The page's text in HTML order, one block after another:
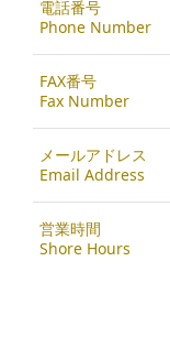
電話番号
Phone Number
FAX番号
Fax Number
メールアドレス
Email Address
営業時間
Shore Hours